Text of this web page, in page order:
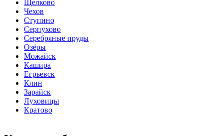
Щелково
Чехов
Ступино
Серпухово
Серебряные пруды
Озёры
Можайск
Кашира
Егрьевск
Клин
Зарайск
Луховицы
Кратово